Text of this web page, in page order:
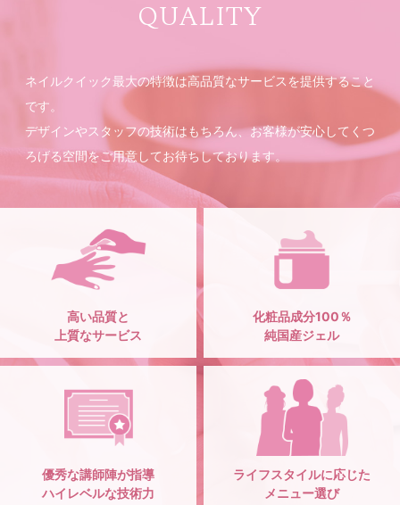
QUALITY
ネイルクイック最大の特徴は高品質なサービスを提供すること
です。
デザインやスタッフの技術はもちろん、お客様が安心してくつ
ろげる空間をご用意してお待ちしております。
高い品質と
上質なサービス
化粧品成分100％
純国産ジェル
優秀な講師陣が指導
ハイレベルな技術力
ライフスタイルに応じた
メニュー選び